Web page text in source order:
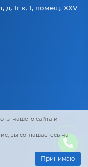
нашего сайта и
вы соглашаетесь на
Принимаю
д. 1г к. 1, помещ. XXV